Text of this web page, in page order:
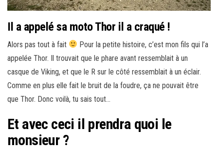
Il a appelé sa moto Thor il a craqué !
Alors pas tout à fait
Pour la petite histoire, c’est mon fils qui l’a
appelée Thor. Il trouvait que le phare avant ressemblait à un
casque de Viking, et que le R sur le côté ressemblait à un éclair.
Comme en plus elle fait le bruit de la foudre, ça ne pouvait être
que Thor. Donc voilà, tu sais tout…
Et avec ceci il prendra quoi le
monsieur ?